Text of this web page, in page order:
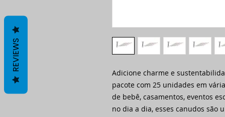
Adicione charme e
pacote com 25 unidades em
de bebê, casamentos, eventos
no dia a dia, esses canudos são
REVIEWS